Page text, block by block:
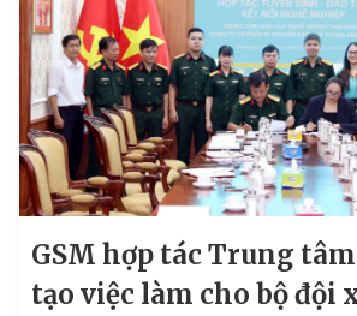
GSM hợp tác Trung
tạo việc làm cho bộ đội